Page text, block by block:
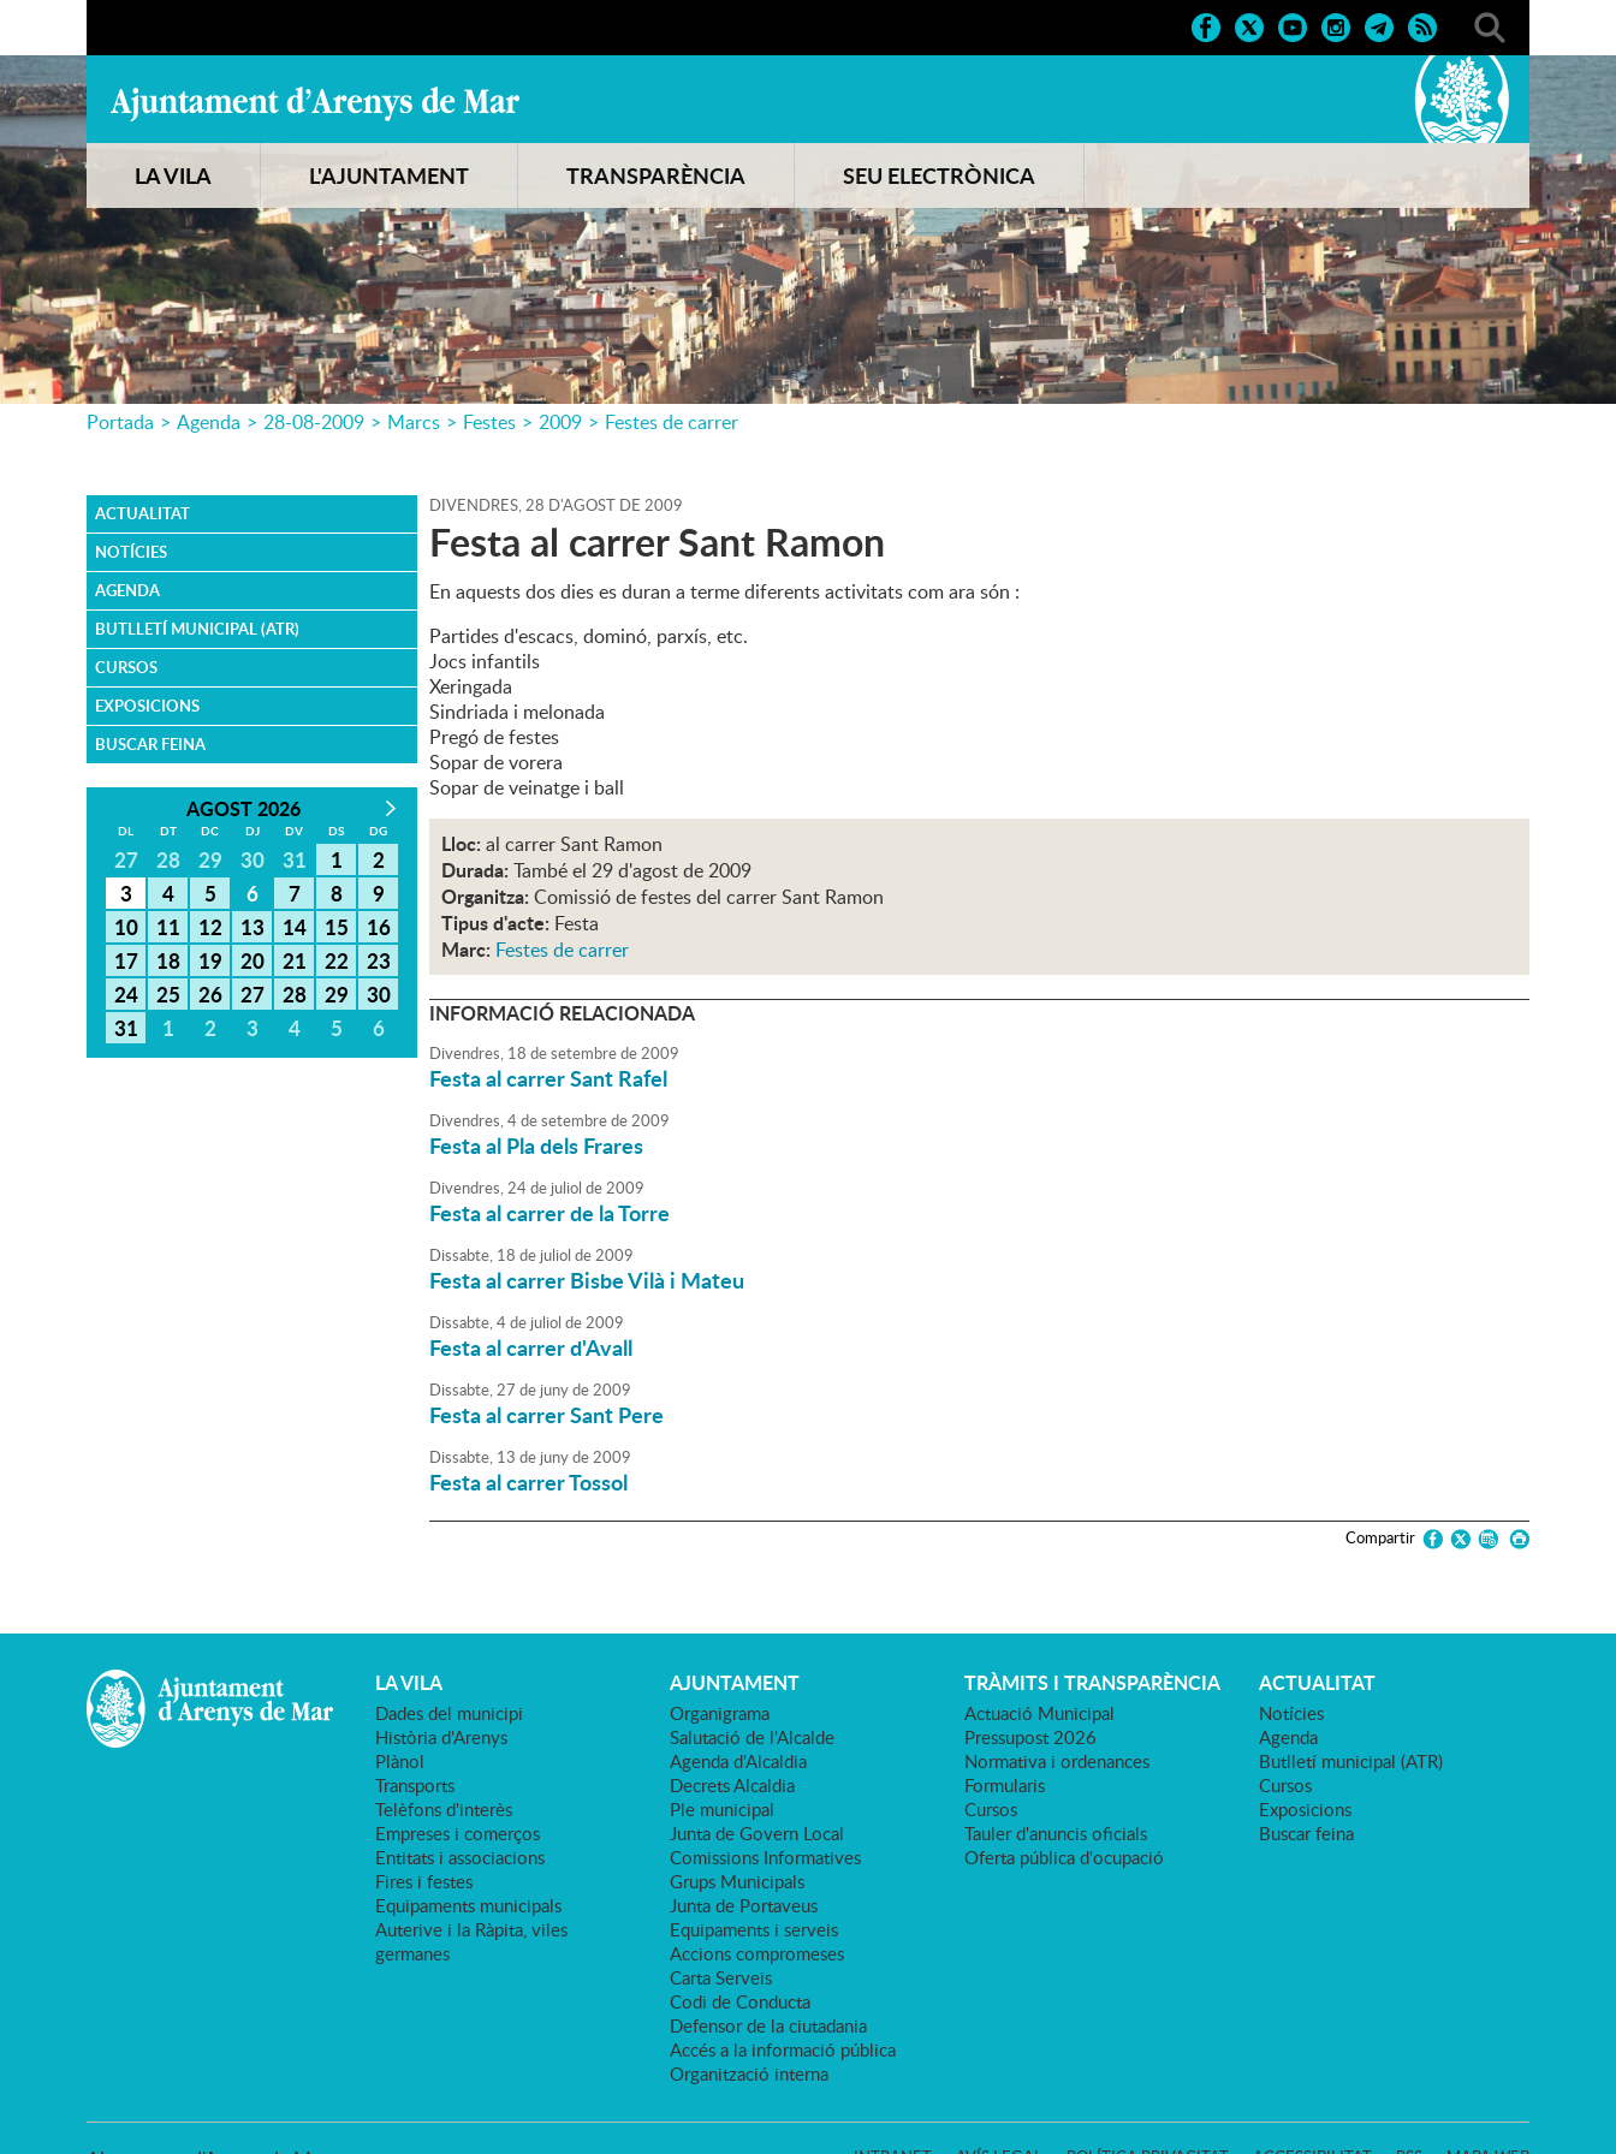
LA VILA L'AJUNTAMENT TRANSPARÈNCIA SEU ELECTRÒNICA
Portada > Agenda > 28-08-2009 > Marcs > Festes > 2009 > Festes de carrer
ACTUALITAT
NOTÍCIES
AGENDA
BUTLLETÍ MUNICIPAL (ATR)
CURSOS
EXPOSICIONS
BUSCAR FEINA
AGOST 2026
DL DT DC DJ DV DS DG
27 28 29 30 31 1
2
3
4 5 6 7 8
9
10
11 12 13 14 15
16
17
18 19 20 21 22
23
24
25 26 27 28 29
30
31
1 2 3 4 5 6
DIVENDRES,28 D'AGOST DE 2009
Festa al carrer Sant Ramon
En aquests dos dies es duran a terme diferents activitats com ara són :
Partides d'escacs, dominó, parxís, etc.
Jocs infantils
Xeringada
Sindriada i melonada
Pregó de festes
Sopar de vorera
Sopar de veinatge i ball
Lloc: al carrer Sant Ramon
Durada: També el 29 d'agost de 2009
Organitza: Comissió de festes del carrer Sant Ramon
Tipus d'acte: Festa
Marc: Festes de carrer
INFORMACIÓ RELACIONADA
Divendres, 18 desetembrede2009
Festa al carrer Sant Rafel
Divendres,4desetembrede2009
Festa al Pla dels Frares
Divendres,24de juliol de2009
Festa al carrer de la Torre
Dissabte, 18 de juliol de2009
Festa al carrer Bisbe Vilà i Mateu
Dissabte,4de juliol de2009
Festa al carrer d'Avall
Dissabte,27 de junyde2009
Festa al carrer Sant Pere
Dissabte, 13 de junyde2009
Festa al carrer Tossol
Compartir
LA VILA
Dades del municipi
Història d'Arenys
Plànol
Transports
Telèfons d'interès
Empreses i comerços
Entitats i associacions
Fires i festes
Equipaments municipals
Auterive i la Ràpita, viles
germanes
AJUNTAMENT
Organigrama
Salutació de l'Alcalde
Agenda d'Alcaldia
Decrets Alcaldia
Ple municipal
Junta de Govern Local
Comissions Informatives
Grups Municipals
Junta de Portaveus
Equipaments i serveis
Accions compromeses
Carta Serveis
Codi de Conducta
Defensor de la ciutadania
Accés a la informació pública
Organització interna
TRÀMITS I TRANSPARÈNCIA
Actuació Municipal
Pressupost 2026
Normativa i ordenances
Formularis
Cursos
Tauler d'anuncis oficials
Oferta pública d'ocupació
ACTUALITAT
Notícies
Agenda
Butlletí municipal (ATR)
Cursos
Exposicions
Buscar feina